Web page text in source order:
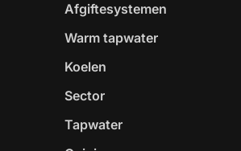
Afgiftesystemen
Warm tapwater
Koelen
Sector
Tapwater